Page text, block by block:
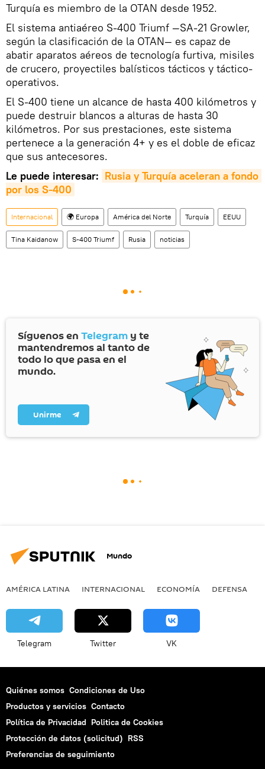
Turquía es miembro de la OTAN desde 1952.
El sistema antiaéreo S-400 Triumf —SA-21 Growler,
según la clasificación de la OTAN— es capaz de
abatir aparatos aéreos de tecnología furtiva, misiles
de crucero, proyectiles balísticos tácticos y táctico-
operativos.
El S-400 tiene un alcance de hasta 400 kilómetros y
puede destruir blancos a alturas de hasta 30
kilómetros. Por sus prestaciones, este sistema
pertenece a la generación 4+ y es el doble de eficaz
que sus antecesores.
Le puede interesar: Rusia y Turquía aceleran a fondo
por los S-400
Internacional 🌍 Europa América del Norte Turquía EEUU
Tina Kaidanow S-400 Triumf Rusia noticias
Síguenos en Telegram y te
mantendremos al tanto de
todo lo que pasa en el
mundo.
Unirme
Mundo
AMÉRICA LATINA INTERNACIONAL ECONOMÍA DEFENSA
Telegram Twitter VK
Quiénes somos Condiciones de Uso
Productos y servicios Contacto
Política de Privacidad Politica de Cookies
Protección de datos (solicitud) RSS
Preferencias de seguimiento